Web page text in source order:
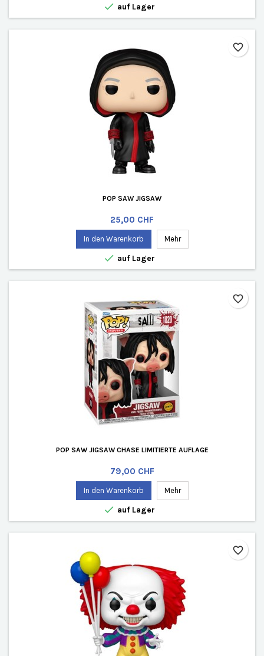
 auf Lager
POP SAW JIGSAW
Preis
25,00 CHF
In den Warenkorb Mehr
 auf Lager
favorite_border
POP SAW JIGSAW CHASE LIMITIERTE AUFLAGE
Preis
79,00 CHF
In den Warenkorb Mehr
 auf Lager
favorite_border
favorite_border